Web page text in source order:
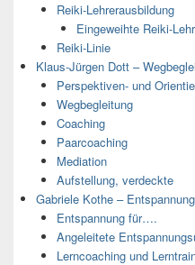
Reiki-Lehrerausbildung
Eingeweihte Reiki-
Reiki-Linie
Klaus-Jürgen Dott –
Perspektiven- und
Wegbegleitung
Coaching
Paarcoaching
Mediation
Aufstellung, verdeckte
Gabriele Kothe –
Entspannung für….
Angeleitete
Lerncoaching und